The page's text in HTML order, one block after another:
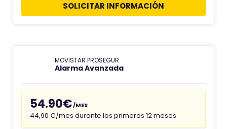
SOLICITAR INFORMACIÓN
MOVISTAR PROSEGUR
Alarma Avanzada
54.90€/MES
44,90 €/mes durante los primeros 12 meses